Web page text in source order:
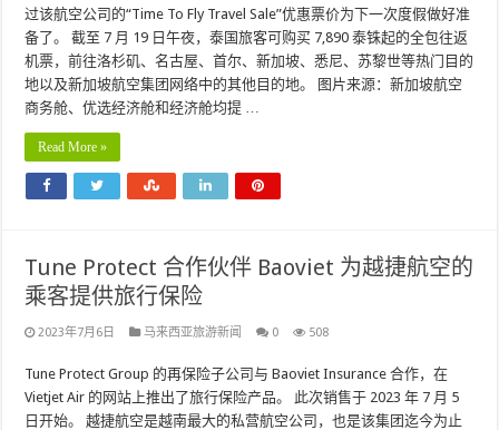
过该航空公司的“Time To Fly Travel Sale”优惠票价为下一次度假做好准
备了。 截至 7 月 19 日午夜，泰国旅客可购买 7,890 泰铢起的全包往返
机票，前往洛杉矶、名古屋、首尔、新加坡、悉尼、苏黎世等热门目的
地以及新加坡航空集团网络中的其他目的地。 图片来源：新加坡航空
商务舱、优选经济舱和经济舱均提 …
Read More »
Tune Protect 合作伙伴 Baoviet 为越捷航空的
乘客提供旅行保险
2023年7月6日 马来西亚旅游新闻 0 508
Tune Protect Group 的再保险子公司与 Baoviet Insurance 合作，在
Vietjet Air 的网站上推出了旅行保险产品。 此次销售于 2023 年 7 月 5
日开始。 越捷航空是越南最大的私营航空公司，也是该集团迄今为止